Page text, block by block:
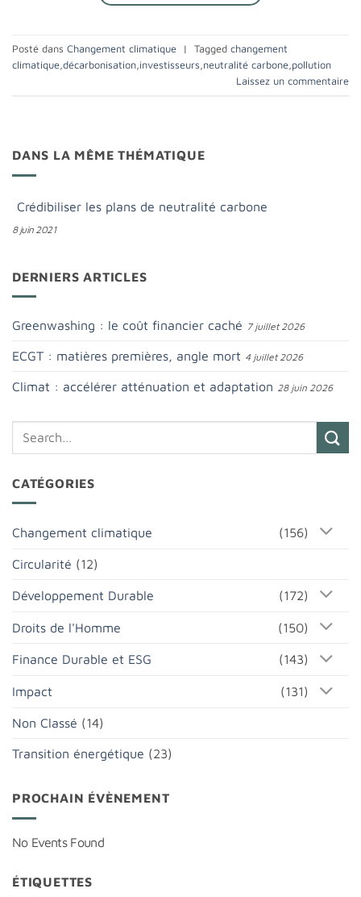
Posté dans Changement climatique | Tagged changement
climatique décarbonisation investisseurs neutralité carbone pollution
Laissez un commentaire
DANS LA MÊME THÉMATIQUE
Crédibiliser les plans de neutralité carbone
8 juin 2021
DERNIERS ARTICLES
Greenwashing : le coût financier caché 7 juillet 2026
ECGT : matières premières, angle mort 4 juillet 2026
Climat : accélérer atténuation et adaptation 28 juin 2026
CATÉGORIES
Changement climatique (156)
Circularité (12)
Développement Durable (172)
Droits de l'Homme (150)
Finance Durable et ESG (143)
Impact (131)
Non Classé (14)
Transition énergétique (23)
PROCHAIN ÉVÈNEMENT
No Events Found
ÉTIQUETTES